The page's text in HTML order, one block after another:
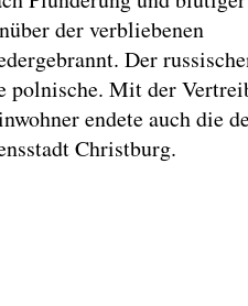
der verbliebenen
Der
polnische. Mit der
endete auch die
Christburg.